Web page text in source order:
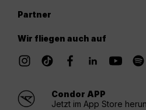
Partner
Wir fliegen auch auf
Condor APP
Jetzt im App Store